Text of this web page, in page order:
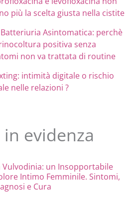
più la scelta giusta nella cistite
Batteriuria Asintomatica: perchè
positiva senza
non va trattata di routine
intimità digitale o rischio
nelle relazioni ?
evidenza
Vulvodinia: un Insopportabile
Intimo Femminile. Sintomi,
e Cura